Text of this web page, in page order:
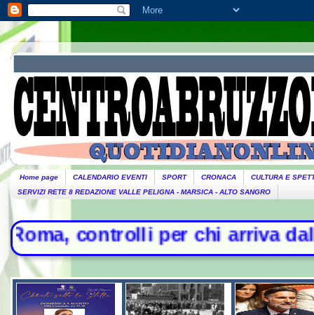
Home page CALENDARIO EVENTI SPORT CRONACA
CULTURA E
SERVIZI RETE 8 REDAZIONE VALLE PELIGNA - MARSICA - ALTO SANGRO
per chi arriva dall'Italia